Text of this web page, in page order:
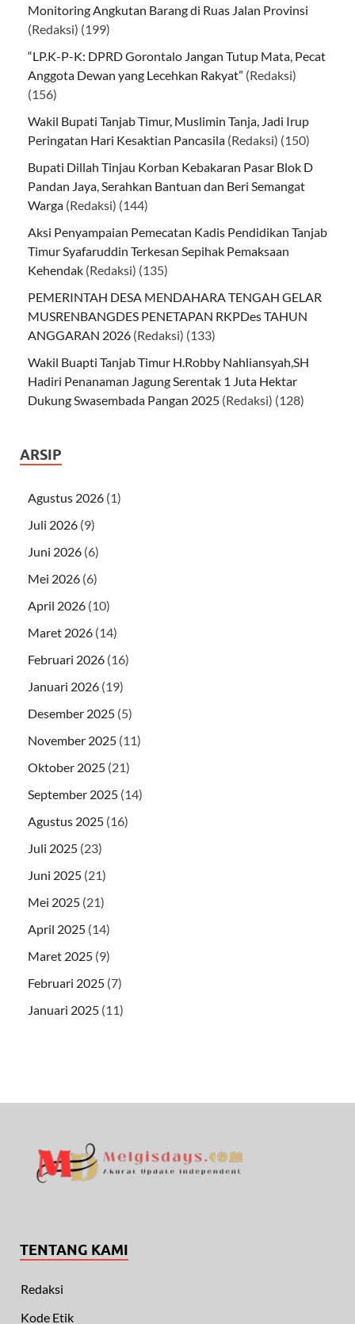
Monitoring Angkutan Barang di Ruas Jalan Provinsi
(Redaksi) (199)
“LP.K-P-K: DPRD Gorontalo Jangan Tutup Mata, Pecat
Anggota Dewan yang Lecehkan Rakyat” (Redaksi)
(156)
Wakil Bupati Tanjab Timur, Muslimin Tanja, Jadi Irup
Peringatan Hari Kesaktian Pancasila (Redaksi) (150)
Bupati Dillah Tinjau Korban Kebakaran Pasar Blok D
Pandan Jaya, Serahkan Bantuan dan Beri Semangat
Warga (Redaksi) (144)
Aksi Penyampaian Pemecatan Kadis Pendidikan Tanjab
Timur Syafaruddin Terkesan Sepihak Pemaksaan
Kehendak (Redaksi) (135)
PEMERINTAH DESA MENDAHARA TENGAH GELAR
MUSRENBANGDES PENETAPAN RKPDes TAHUN
ANGGARAN 2026 (Redaksi) (133)
Wakil Buapti Tanjab Timur H.Robby Nahliansyah,SH
Hadiri Penanaman Jagung Serentak 1 Juta Hektar
Dukung Swasembada Pangan 2025 (Redaksi) (128)
ARSIP
Agustus 2026 (1)
Juli 2026 (9)
Juni 2026 (6)
Mei 2026 (6)
April 2026 (10)
Maret 2026 (14)
Februari 2026 (16)
Januari 2026 (19)
Desember 2025 (5)
November 2025 (11)
Oktober 2025 (21)
September 2025 (14)
Agustus 2025 (16)
Juli 2025 (23)
Juni 2025 (21)
Mei 2025 (21)
April 2025 (14)
Maret 2025 (9)
Februari 2025 (7)
Januari 2025 (11)
TENTANG KAMI
Redaksi
Kode Etik